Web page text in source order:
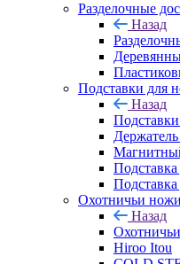
Разделочные
Назад
Подставки для
Назад
Охотничьи ножи
Назад
Hiroo Itou